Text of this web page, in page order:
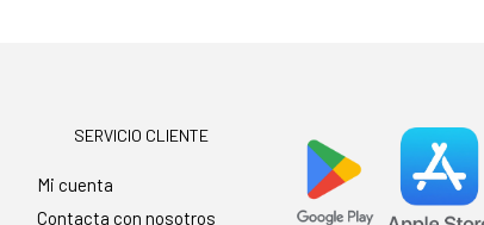
SERVICIO CLIENTE
Mi cuenta
Contacta con nosotros